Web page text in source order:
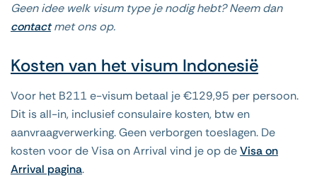
Geen idee welk visum type je nodig hebt? Neem dan
contactmet ons op.
Kosten van het visum Indonesië
Voor het B211 e-visum betaal je €129,95 per persoon.
Dit is all-in, inclusief consulaire kosten, btw en
aanvraagverwerking. Geen verborgen toeslagen. De
kosten voor de Visa on Arrival vind je op deVisa on
Arrival pagina.